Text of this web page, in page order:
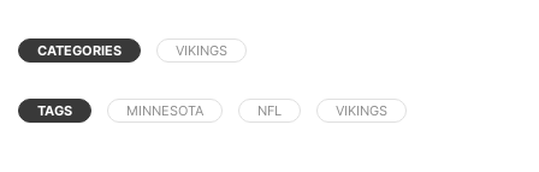
CATEGORIES VIKINGS
TAGS MINNESOTA NFL VIKINGS